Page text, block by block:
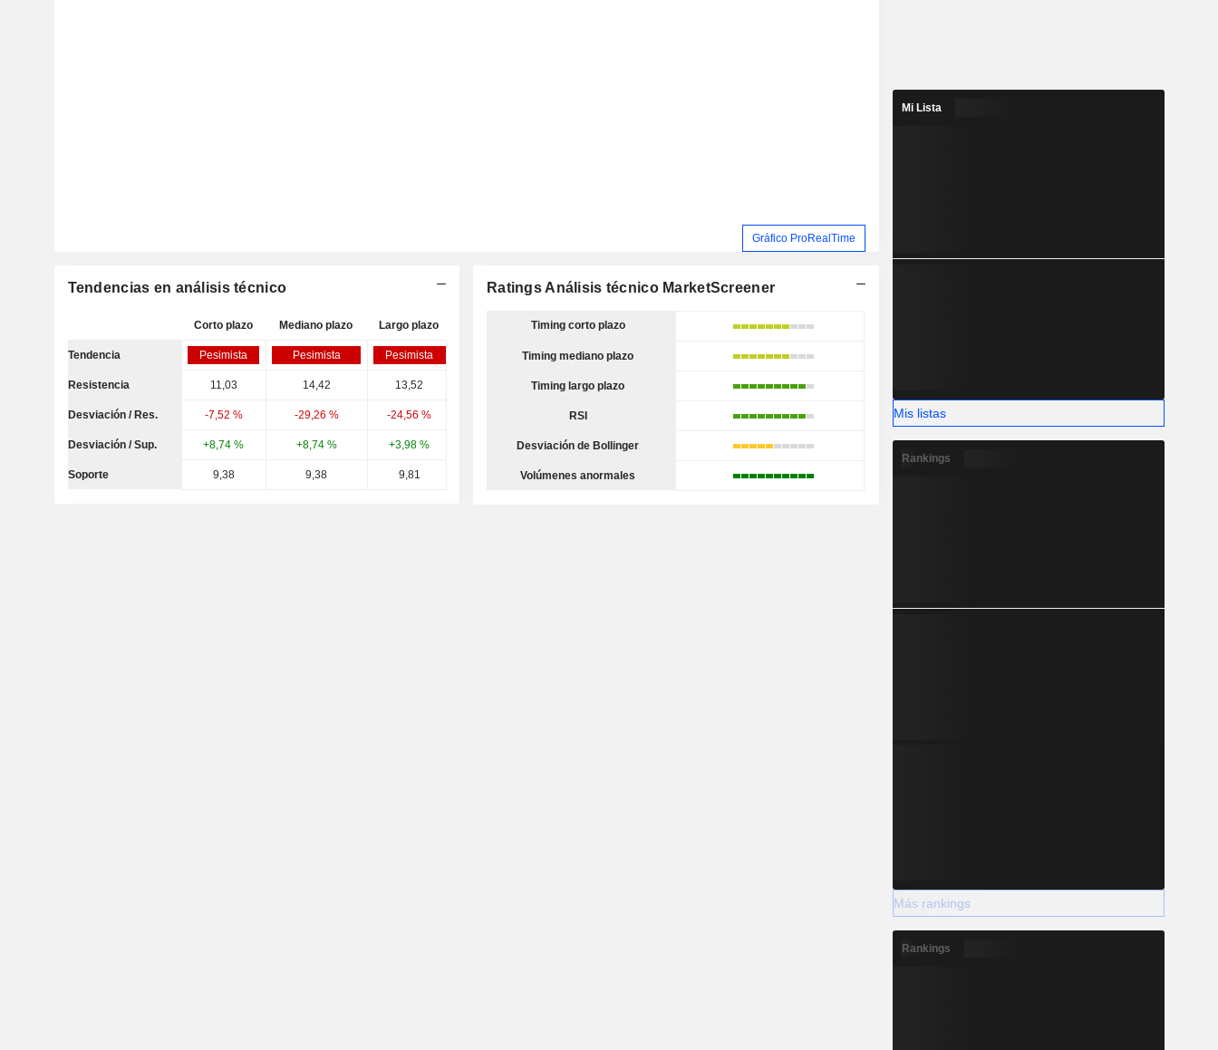
Gráfico ProRealTime
Tendencias en análisis técnico
Corto plazo Mediano plazo Largo plazo
Tendencia Pesimista Pesimista Pesimista
Resistencia 11,03 14,42 13,52
Desviación / Res. -7,52 % -29,26 % -24,56 %
Desviación / Sup. +8,74 % +8,74 % +3,98 %
Soporte 9,38 9,38 9,81
Ratings Análisis técnico MarketScreener
Timing corto plazo
Timing mediano plazo
Timing largo plazo
RSI
Desviación de Bollinger
Volúmenes anormales
Mi Lista
Mis listas
Rankings
Más rankings
Rankings